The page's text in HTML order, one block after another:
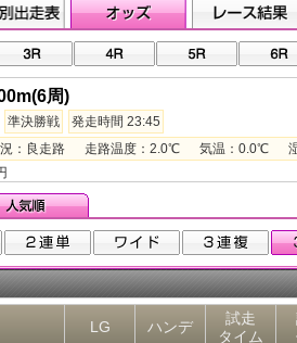
周)
準決勝戦
発走時間 23:45
：良走路 走路温度：2.0℃ 気温：0.0℃
LG ハンデ
試走
タイム